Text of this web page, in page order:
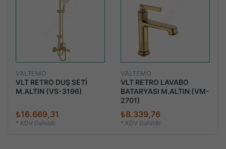
VALTEMO
VLT RETRO DUŞ SETİ
M.ALTIN (VS-3196)
₺16.669,31
* KDV Dahildir
VALTEMO
VLT RETRO LAVABO
BATARYASI M.ALTIN (VM-
2701)
₺8.339,76
* KDV Dahildir